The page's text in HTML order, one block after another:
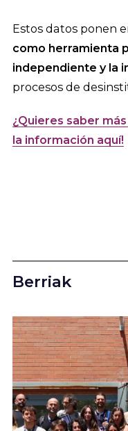
Estos datos ponen
como herramienta
independiente y la
procesos de
¿Quieres saber
la información aquí!